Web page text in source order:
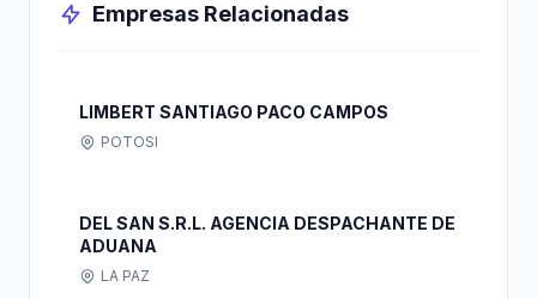
Empresas Relacionadas
LIMBERT SANTIAGO PACO CAMPOS
POTOSI
DEL SAN S.R.L. AGENCIA DESPACHANTE DE
ADUANA
LA PAZ